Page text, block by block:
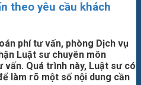
theo yêu cầu khách
phí tư vấn, phòng Dịch vụ
Luật sư chuyên môn
Quá trình này, Luật sư có
làm rõ một số nội dung cần